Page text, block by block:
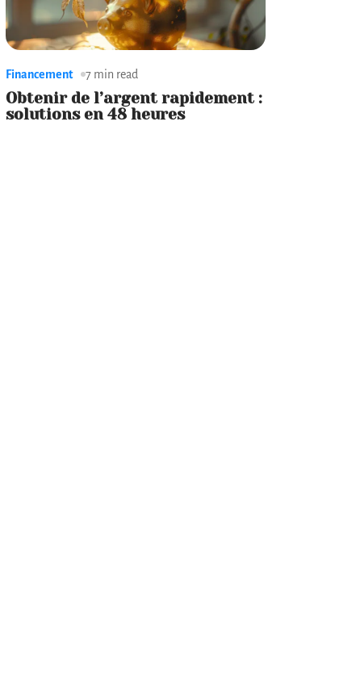
Financement 7 min read
Obtenir de l’argent rapidement :
solutions en 48 heures